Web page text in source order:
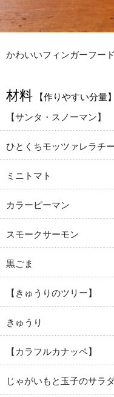
かわいいフィンガーフー
材料
【作りやすい分量】
【サンタ・スノーマン】
ひとくちモッツァレラチ
ミニトマト
カラーピーマン
スモークサーモン
黒ごま
【きゅうりのツリー】
きゅうり
【カラフルカナッペ】
じゃがいもと玉子のサラ